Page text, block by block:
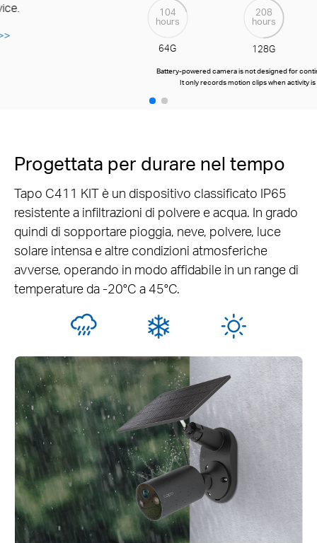
with Tapo Care cloud service.
Progettata per durare nel tempo
Tapo C411 KIT è un dispositivo classificato IP65
resistente a infiltrazioni di polvere e acqua. In grado
quindi di sopportare pioggia, neve, polvere, luce
solare intensa e altre condizioni atmosferiche
avverse, operando in modo affidabile in un range di
temperature da -20°C a 45°C.